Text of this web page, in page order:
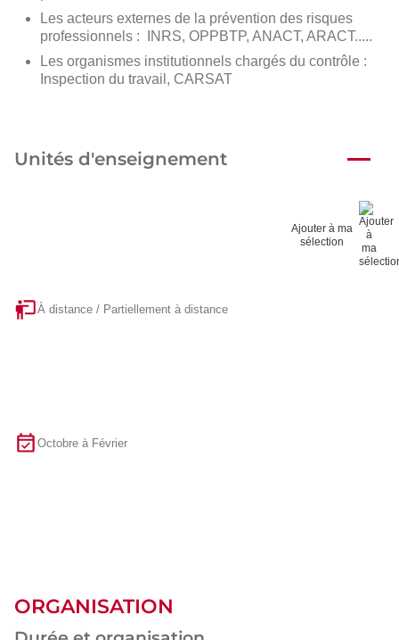
Les acteurs externes de la prévention des risques
professionnels : INRS, OPPBTP, ANACT, ARACT.....
Les organismes institutionnels chargés du contrôle :
Inspection du travail, CARSAT
Unités d'enseignement
Ajouter à ma
sélection
À distance / Partiellement à distance
Octobre à Février
ORGANISATION